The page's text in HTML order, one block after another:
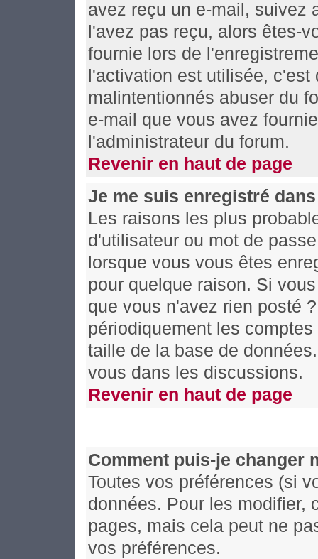
avez reçu un e-mail, suivez
l'avez pas reçu, alors êtes-
fournie lors de
l'activation est utilisée,
malintentionnés abuser du
e-mail que vous avez
l'administrateur du forum.
Revenir en haut de page
Je me suis enregistré
Les raisons les plus
d'utilisateur ou mot de
lorsque vous vous êtes
pour quelque raison. Si
que vous n'avez rien posté
périodiquement les
taille de la base de
vous dans les discussions.
Revenir en haut de page
Comment puis-je changer
Toutes vos préférences (si
données. Pour les modifier,
pages, mais cela peut ne
vos préférences.